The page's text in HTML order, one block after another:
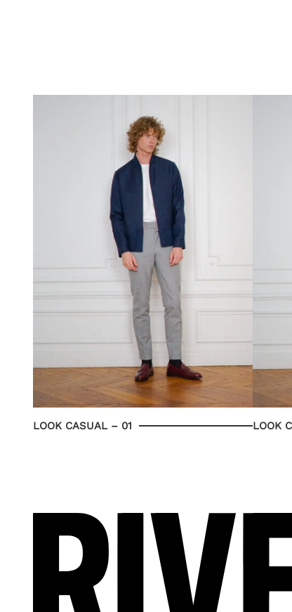
LOOK CASUAL – 01 LOOK